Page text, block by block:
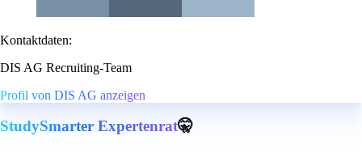
Kontaktdaten:
DIS AG Recruiting-Team
Profil von DIS AG anzeigen
StudySmarter Expertenrat🤫